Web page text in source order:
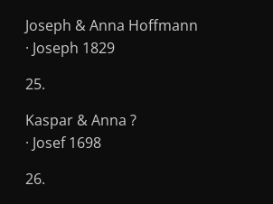
Joseph & Anna Hoffmann
· Joseph 1829
25.
Kaspar & Anna ?
· Josef 1698
26.